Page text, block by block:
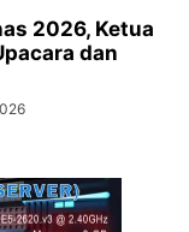
2026, Ketua
dan